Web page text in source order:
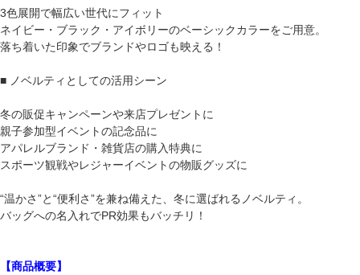
3色展開で幅広い世代にフィット
ネイビー・ブラック・アイボリーのベーシックカラーをご用意。
落ち着いた印象でブランドやロゴも映える！
■ ノベルティとしての活用シーン
冬の販促キャンペーンや来店プレゼントに
親子参加型イベントの記念品に
アパレルブランド・雑貨店の購入特典に
スポーツ観戦やレジャーイベントの物販グッズに
“温かさ”と“便利さ”を兼ね備えた、冬に選ばれるノベルティ。
バッグへの名入れでPR効果もバッチリ！
【商品概要】